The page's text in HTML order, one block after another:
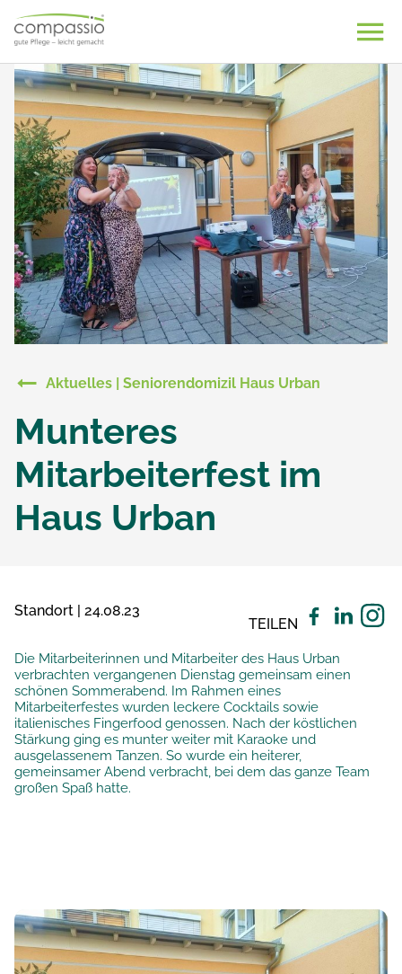
content
Aktuelles | Seniorendomizil Haus Urban
Munteres
Mitarbeiterfest im
Haus Urban
Standort | 24.08.23
TEILEN
Die Mitarbeiterinnen und Mitarbeiter des Haus Urban
verbrachten vergangenen Dienstag gemeinsam einen
schönen Sommerabend. Im Rahmen eines
Mitarbeiterfestes wurden leckere Cocktails sowie
italienisches Fingerfood genossen. Nach der köstlichen
Stärkung ging es munter weiter mit Karaoke und
ausgelassenem Tanzen. So wurde ein heiterer,
gemeinsamer Abend verbracht, bei dem das ganze Team
großen Spaß hatte.